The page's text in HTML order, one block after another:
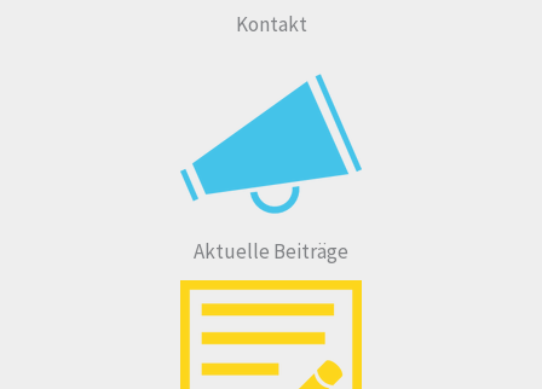
Kontakt
Aktuelle Beiträge